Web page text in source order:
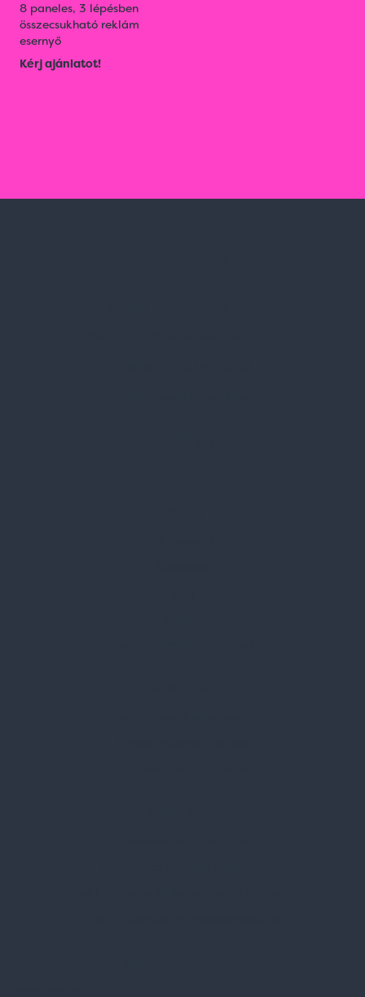
8 paneles, 3 lépésben
összecsukható reklám
esernyő
Kérj ajánlatot!